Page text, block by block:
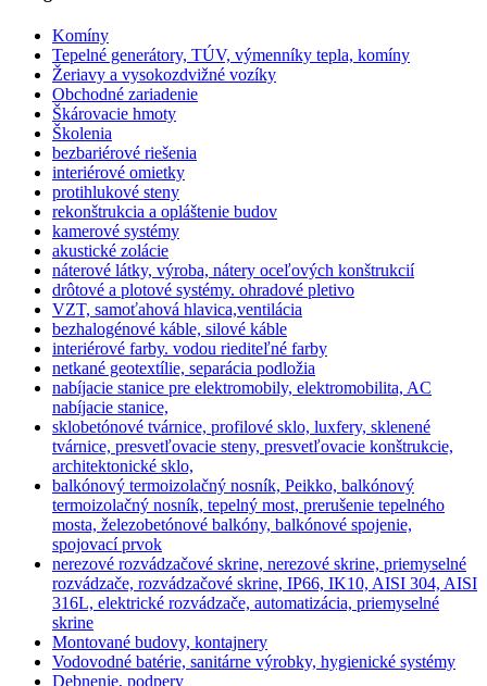
Komíny
Tepelné generátory, TÚV, výmenníky tepla, komíny
Žeriavy a vysokozdvižné vozíky
Obchodné zariadenie
Škárovacie hmoty
Školenia
bezbariérové riešenia
interiérové omietky
protihlukové steny
rekonštrukcia a opláštenie budov
kamerové systémy
akustické zolácie
náterové látky, výroba, nátery oceľových konštrukcií
drôtové a plotové systémy. ohradové pletivo
VZT, samoťahová hlavica,ventilácia
bezhalogénové káble, silové káble
interiérové farby. vodou riediteľné farby
netkané geotextílie, separácia podložia
nabíjacie stanice pre elektromobily, elektromobilita, AC
nabíjacie stanice,
sklobetónové tvárnice, profilové sklo, luxfery, sklenené
tvárnice, presvetľovacie steny, presvetľovacie konštrukcie,
architektonické sklo,
balkónový termoizolačný nosník, Peikko, balkónový
termoizolačný nosník, tepelný most, prerušenie tepelného
mosta, železobetónové balkóny, balkónové spojenie,
spojovací prvok
nerezové rozvádzačové skrine, nerezové skrine, priemyselné
rozvádzače, rozvádzačové skrine, IP66, IK10, AISI 304, AISI
316L, elektrické rozvádzače, automatizácia, priemyselné
skrine
Montované budovy, kontajnery
Vodovodné batérie, sanitárne výrobky, hygienické systémy
Debnenie, podpery